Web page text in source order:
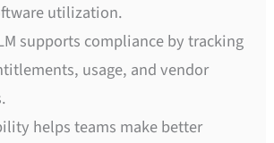
utilization.
supports compliance by tracking
usage, and vendor
helps teams make better